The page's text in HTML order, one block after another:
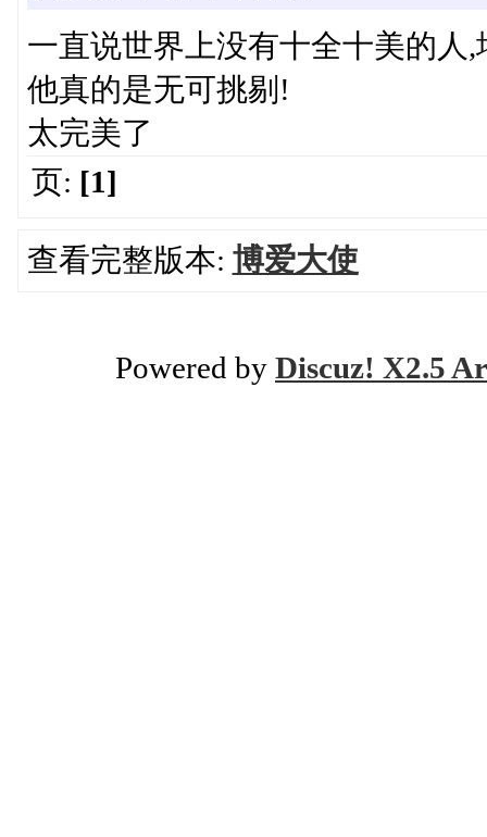
一直说世界上没有十全十美的人,
他真的是无可挑剔!
太完美了
页: [1]
查看完整版本: 博爱大使
Powered by Discuz! X2.5